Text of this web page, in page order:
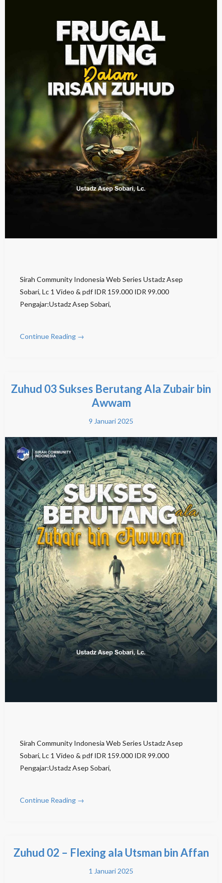
Sirah Community Indonesia Web Series Ustadz Asep
Sobari, Lc 1 Video & pdf IDR 159.000 IDR 99.000
Pengajar:Ustadz Asep Sobari,
Continue Reading →
Zuhud 03 Sukses Berutang Ala Zubair bin
Awwam
9 Januari 2025
Sirah Community Indonesia Web Series Ustadz Asep
Sobari, Lc 1 Video & pdf IDR 159.000 IDR 99.000
Pengajar:Ustadz Asep Sobari,
Continue Reading →
Zuhud 02 – Flexing ala Utsman bin Affan
1 Januari 2025